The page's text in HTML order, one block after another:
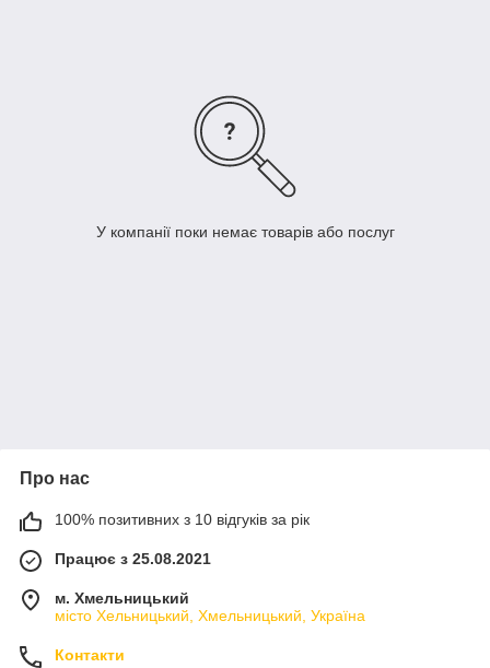
У компанії поки немає товарів або послуг
Про нас
100% позитивних з 10 відгуків за рік
Працює з 25.08.2021
м. Хмельницький
місто Хельницький, Хмельницький, Україна
Контакти